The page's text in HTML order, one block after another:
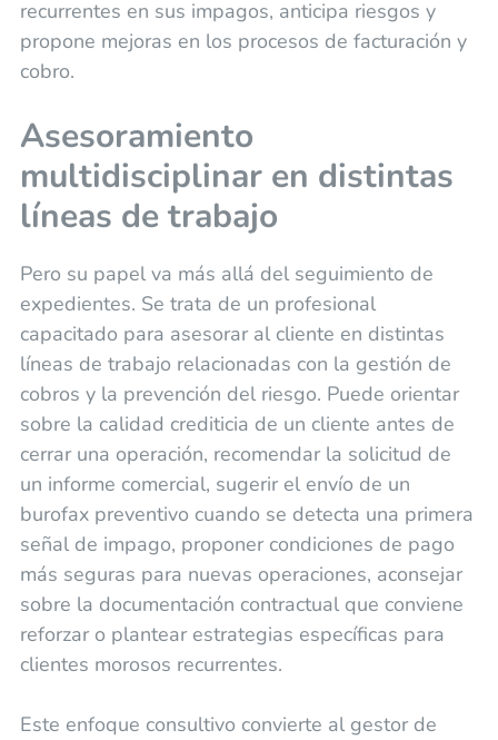
recurrentes en sus impagos, anticipa riesgos y
propone mejoras en los procesos de facturación y
cobro.
Asesoramiento
multidisciplinar en distintas
líneas de trabajo
Pero su papel va más allá del seguimiento de
expedientes. Se trata de un profesional
capacitado para asesorar al cliente en distintas
líneas de trabajo relacionadas con la gestión de
cobros y la prevención del riesgo. Puede orientar
sobre la calidad crediticia de un cliente antes de
cerrar una operación, recomendar la solicitud de
un informe comercial, sugerir el envío de un
burofax preventivo cuando se detecta una primera
señal de impago, proponer condiciones de pago
más seguras para nuevas operaciones, aconsejar
sobre la documentación contractual que conviene
reforzar o plantear estrategias específicas para
clientes morosos recurrentes.
Este enfoque consultivo convierte al gestor de